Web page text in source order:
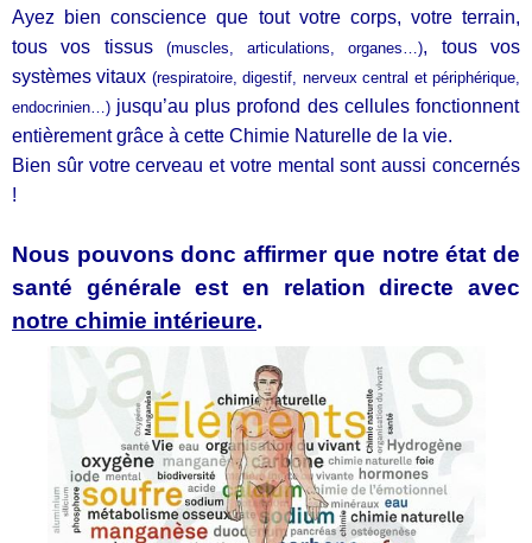
Ayez bien conscience que tout votre corps, votre terrain,
tous vos tissus (muscles, articulations, organes…), tous vos
systèmes vitaux (respiratoire, digestif, nerveux central et périphérique,
endocrinien…) jusqu’au plus profond des cellules fonctionnent
entièrement grâce à cette Chimie Naturelle de la vie.
Bien sûr votre cerveau et votre mental sont aussi concernés
!
Nous pouvons doncaffirmer que notre état de
santé générale est en relation directe avec
notre chimie intérieure.